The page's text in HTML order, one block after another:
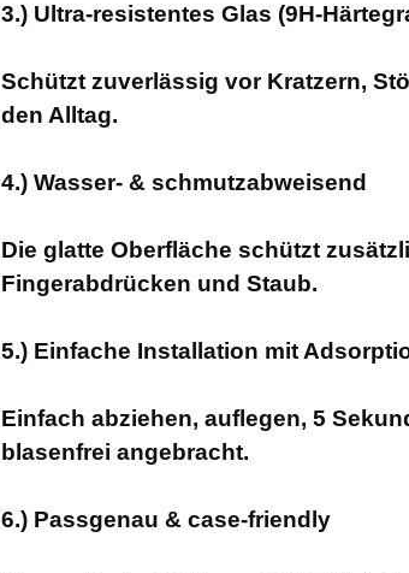
3.) Ultra-resistentes Glas (9H-
Schützt zuverlässig vor Kratzern,
den Alltag.
4.) Wasser- & schmutzabweisend
Die glatte Oberfläche schützt
Fingerabdrücken und Staub.
5.) Einfache Installation mit
Einfach abziehen, auflegen, 5
blasenfrei angebracht.
6.) Passgenau & case-friendly